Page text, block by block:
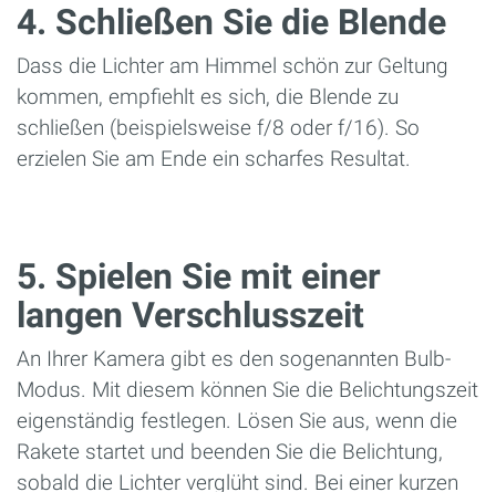
4. Schließen Sie die Blende
Dass die Lichter am Himmel schön zur Geltung
kommen, empfiehlt es sich, die Blende zu
schließen (beispielsweise f/8 oder f/16). So
erzielen Sie am Ende ein scharfes Resultat.
5. Spielen Sie mit einer
langen Verschlusszeit
An Ihrer Kamera gibt es den sogenannten Bulb-
Modus. Mit diesem können Sie die Belichtungszeit
eigenständig festlegen. Lösen Sie aus, wenn die
Rakete startet und beenden Sie die Belichtung,
sobald die Lichter verglüht sind. Bei einer kurzen